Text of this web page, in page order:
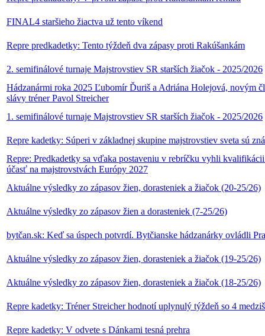
FINAL4 staršieho žiactva už tento víkend
Repre predkadetky: Tento týždeň dva zápasy proti Rakúšankám
2. semifinálové turnaje Majstrovstiev SR starších žiačok - 2025/2026
Hádzanármi roka 2025 Ľubomír Ďuriš a Adriána Holejová, novým
slávy tréner Pavol Streicher
1. semifinálové turnaje Majstrovstiev SR starších žiačok - 2025/2026
Repre kadetky: Súperi v základnej skupine majstrovstiev sveta sú
Repre: Predkadetky sa vďaka postaveniu v rebríčku vyhli
účasť na majstrovstvách Európy 2027
Aktuálne výsledky zo zápasov žien, dorasteniek a žiačok (20-25/26)
Aktuálne výsledky zo zápasov žien a dorasteniek (7-25/26)
bytčan.sk: Keď sa úspech potvrdí. Bytčianske hádzanárky ovládli
Aktuálne výsledky zo zápasov žien, dorasteniek a žiačok (19-25/26)
Aktuálne výsledky zo zápasov žien, dorasteniek a žiačok (18-25/26)
Repre kadetky: Tréner Streicher hodnotí uplynulý týždeň so 4
Repre kadetky: V odvete s Dánkami tesná prehra